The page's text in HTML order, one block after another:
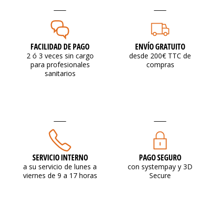
FACILIDAD DE PAGO
2 ó 3 veces sin cargo
para profesionales
sanitarios
ENVÍO GRATUITO
desde 200€ TTC de
compras
SERVICIO INTERNO
a su servicio de lunes a
viernes de 9 a 17 horas
PAGO SEGURO
con systempay y 3D
Secure